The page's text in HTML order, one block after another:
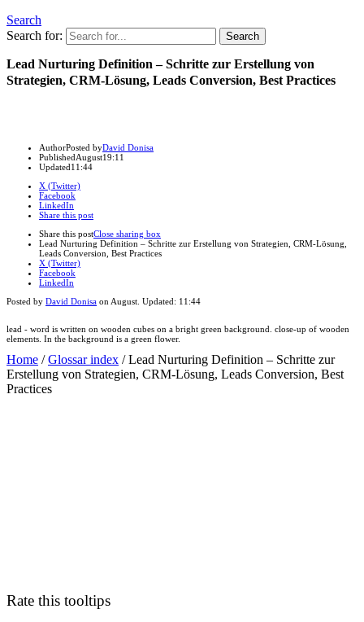
Search
Search for:
Lead Nurturing Definition – Schritte zur Erstellung von
Strategien, CRM-Lösung, Leads Conversion, Best Practices
AuthorPosted byDavid Donisa
PublishedAugust19:11
Updated11:44
X (Twitter)
Facebook
LinkedIn
Share this post
Share this postClose sharing box
Lead Nurturing Definition – Schritte zur Erstellung von Strategien, CRM-Lösung,
Leads Conversion, Best Practices
X (Twitter)
Facebook
LinkedIn
Posted by David Donisa on August . Updated: 11:44
lead - word is written on wooden cubes on a bright green background. close-up of wooden
elements. In the background is a green flower.
Home /Glossar index /Lead Nurturing Definition – Schritte zur
Erstellung von Strategien, CRM-Lösung, Leads Conversion, Best
Practices
Rate this tooltips